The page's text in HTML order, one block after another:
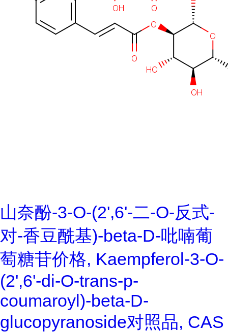
山奈酚-3-O-(2',6'-二-O-反式-
对-香豆酰基)-beta-D-吡喃葡
萄糖苷价格, Kaempferol-3-O-
(2',6'-di-O-trans-p-
coumaroyl)-beta-D-
glucopyranoside对照品, CAS